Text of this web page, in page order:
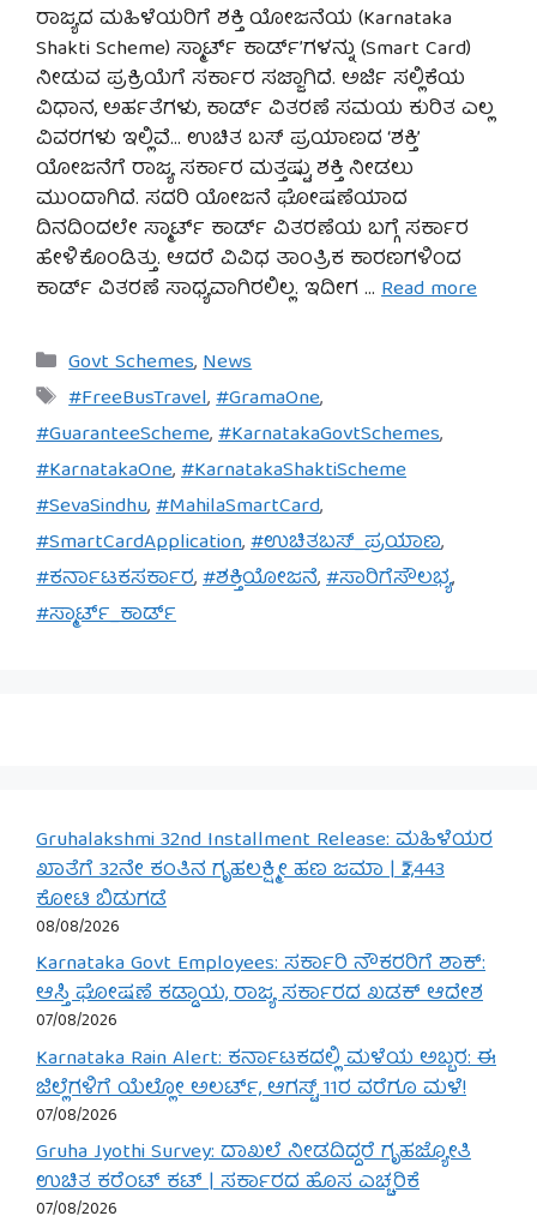
ರಾಜ್ಯದ ಮಹಿಳೆಯರಿಗೆ ಶಕ್ತಿ ಯೋಜನೆಯ (Karnataka
Shakti Scheme) ಸ್ಮಾರ್ಟ್ ಕಾರ್ಡ್’ಗಳನ್ನು (Smart Card)
ನೀಡುವ ಪ್ರಕ್ರಿಯೆಗೆ ಸರ್ಕಾರ ಸಜ್ಜಾಗಿದೆ. ಅರ್ಜಿ ಸಲ್ಲಿಕೆಯ
ವಿಧಾನ, ಅರ್ಹತೆಗಳು, ಕಾರ್ಡ್ ವಿತರಣೆ ಸಮಯ ಕುರಿತ ಎಲ್ಲ
ವಿವರಗಳು ಇಲ್ಲಿವೆ… ಉಚಿತ ಬಸ್ ಪ್ರಯಾಣದ ‘ಶಕ್ತಿ’
ಯೋಜನೆಗೆ ರಾಜ್ಯ ಸರ್ಕಾರ ಮತ್ತಷ್ಟು ಶಕ್ತಿ ನೀಡಲು
ಮುಂದಾಗಿದೆ. ಸದರಿ ಯೋಜನೆ ಘೋಷಣೆಯಾದ
ದಿನದಿಂದಲೇ ಸ್ಮಾರ್ಟ್ ಕಾರ್ಡ್ ವಿತರಣೆಯ ಬಗ್ಗೆ ಸರ್ಕಾರ
ಹೇಳಿಕೊಂಡಿತ್ತು. ಆದರೆ ವಿವಿಧ ತಾಂತ್ರಿಕ ಕಾರಣಗಳಿಂದ
ಕಾರ್ಡ್ ವಿತರಣೆ ಸಾಧ್ಯವಾಗಿರಲಿಲ್ಲ. ಇದೀಗ … Read more
Categories
Govt Schemes,News
Tags
#FreeBusTravel,#GramaOne,
#GuaranteeScheme,#KarnatakaGovtSchemes,
#KarnatakaOne,#KarnatakaShaktiScheme
#SevaSindhu,#MahilaSmartCard,
#SmartCardApplication,#ಉಚಿತಬಸ್_ಪ್ರಯಾಣ,
#ಕರ್ನಾಟಕಸರ್ಕಾರ,#ಶಕ್ತಿಯೋಜನೆ,#ಸಾರಿಗೆಸೌಲಭ್ಯ,
#ಸ್ಮಾರ್ಟ್_ಕಾರ್ಡ್
Gruhalakshmi 32nd Installment Release: ಮಹಿಳೆಯರ
ಖಾತೆಗೆ 32ನೇ ಕಂತಿನ ಗೃಹಲಕ್ಷ್ಮೀ ಹಣ ಜಮಾ | ₹2,443
ಕೋಟಿ ಬಿಡುಗಡೆ
08/08/2026
Karnataka Govt Employees: ಸರ್ಕಾರಿ ನೌಕರರಿಗೆ ಶಾಕ್:
ಆಸ್ತಿ ಘೋಷಣೆ ಕಡ್ಡಾಯ, ರಾಜ್ಯ ಸರ್ಕಾರದ ಖಡಕ್ ಆದೇಶ
07/08/2026
Karnataka Rain Alert: ಕರ್ನಾಟಕದಲ್ಲಿ ಮಳೆಯ ಅಬ್ಬರ: ಈ
ಜಿಲ್ಲೆಗಳಿಗೆ ಯೆಲ್ಲೋ ಅಲರ್ಟ್, ಆಗಸ್ಟ್ 11ರ ವರೆಗೂ ಮಳೆ!
07/08/2026
Gruha Jyothi Survey: ದಾಖಲೆ ನೀಡದಿದ್ದರೆ ಗೃಹಜ್ಯೋತಿ
ಉಚಿತ ಕರೆಂಟ್ ಕಟ್ | ಸರ್ಕಾರದ ಹೊಸ ಎಚ್ಚರಿಕೆ
07/08/2026